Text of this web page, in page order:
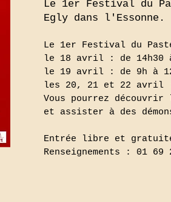
Le 1er Festival du
Egly dans l'Essonne.
Le 1er Festival du
le 18 avril : de 14h30
le 19 avril : de 9h à
les 20, 21 et 22 avril :
Vous pourrez
et assister à des
Entrée libre et
Renseignements : 01 69